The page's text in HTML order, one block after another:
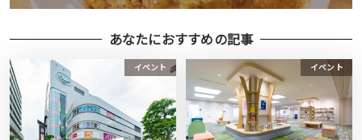
あなたにおすすめの記事
イベント イベント